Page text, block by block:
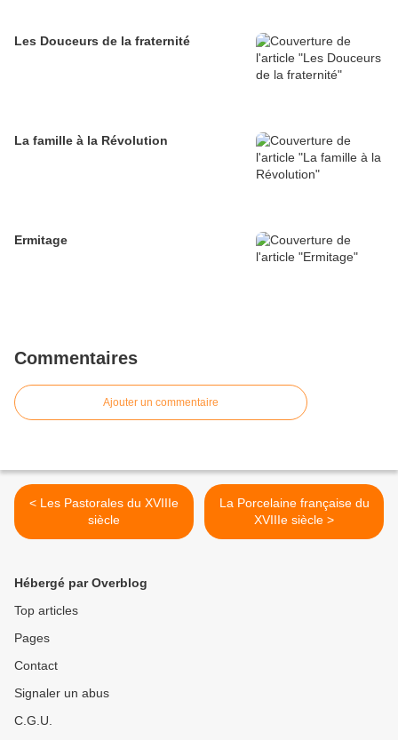
Les Douceurs de la fraternité
La famille à la Révolution
Ermitage
Commentaires
Ajouter un commentaire
< Les Pastorales du XVIIIe
siècle
La Porcelaine française du
XVIIIe siècle >
Hébergé par Overblog
Top articles
Pages
Contact
Signaler un abus
C.G.U.